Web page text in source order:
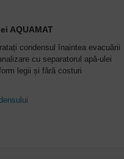
AQUAMAT
condensul înaintea evacuării
cu separatorul apă-ulei
legii și fără costuri